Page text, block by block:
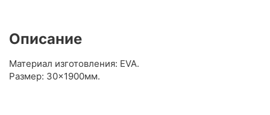
Описание
Материал изготовления: EVA.
Размер: 30×1900мм.